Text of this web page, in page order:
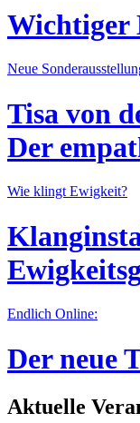
Wichtiger
Neue
Tisa von
Der
Wie klingt Ewigkeit?
Endlich Online:
Der neue
Aktuelle